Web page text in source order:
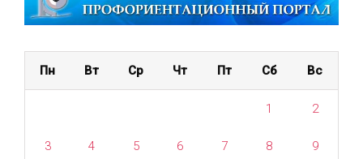
Пн Вт Ср Чт Пт Сб Вс
1 2
3 4 5 6 7 8 9